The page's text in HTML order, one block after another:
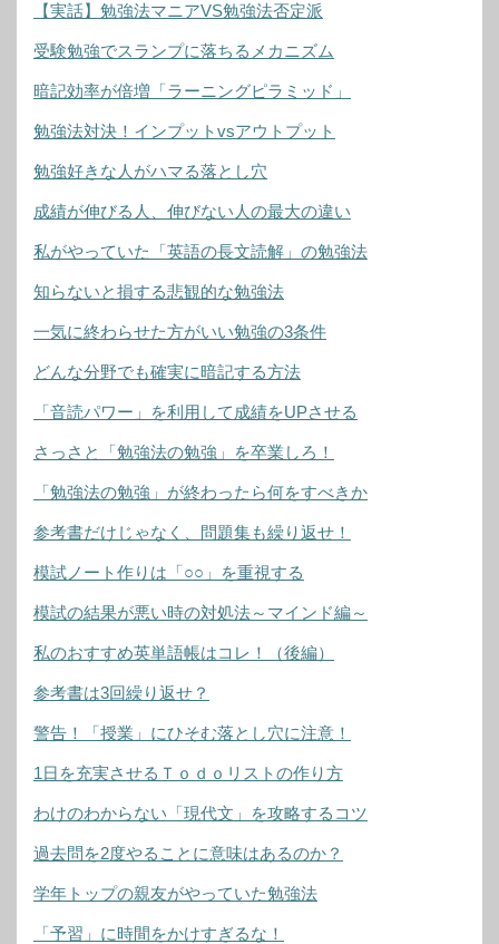
【実話】勉強法マニアVS勉強法否定派
受験勉強でスランプに落ちるメカニズム
暗記効率が倍増「ラーニングピラミッド」
勉強法対決！インプットvsアウトプット
勉強好きな人がハマる落とし穴
成績が伸びる人、伸びない人の最大の違い
私がやっていた「英語の長文読解」の勉強法
知らないと損する悲観的な勉強法
一気に終わらせた方がいい勉強の3条件
どんな分野でも確実に暗記する方法
「音読パワー」を利用して成績をUPさせる
さっさと「勉強法の勉強」を卒業しろ！
「勉強法の勉強」が終わったら何をすべきか
参考書だけじゃなく、問題集も繰り返せ！
模試ノート作りは「○○」を重視する
模試の結果が悪い時の対処法～マインド編～
私のおすすめ英単語帳はコレ！（後編）
参考書は3回繰り返せ？
警告！「授業」にひそむ落とし穴に注意！
1日を充実させるＴｏｄｏリストの作り方
わけのわからない「現代文」を攻略するコツ
過去問を2度やることに意味はあるのか？
学年トップの親友がやっていた勉強法
「予習」に時間をかけすぎるな！